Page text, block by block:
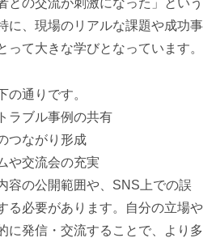
に、現場のリアルな課題や成功事
って大きな学びとなっています。
の通りです。
ラブル事例の共有
つながり形成
や交流会の充実
容の公開範囲や、SNS上での誤
る必要があります。自分の立場や
に発信・交流することで、より多